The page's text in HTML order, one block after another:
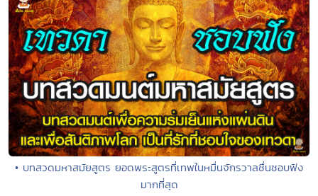
• บทสวดมหาสมัยสูตร ยอดพระสูตรที่เทพในหมื่นจักรวาลชื่นชอบฟัง
มากที่สุด